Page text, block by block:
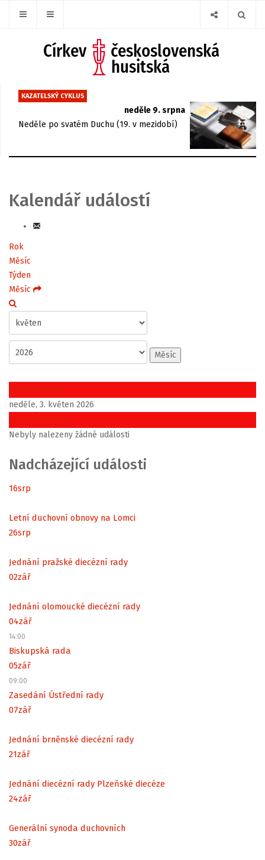
KAZATELSKÝ CYKLUS
neděle 9. srpna
Neděle po svatém Duchu (19. v mezidobí)
Kalendář událostí
Rok
Měsíc
Týden
Měsíc
Měsíc
Předchozí den
neděle, 3. květen 2026
Následující den
Nebyly nalezeny žádné události
Nadcházející události
16srp
Letní duchovní obnovy na Lomci
26srp
Jednání pražské diecézní rady
02zář
Jednání olomoucké diecézní rady
04zář
14:00
Biskupská rada
05zář
09:00
Zasedání Ústřední rady
07zář
Jednání brněnské diecézní rady
21zář
Jednání diecézní rady Plzeňské diecéze
24zář
Generální synoda duchovních
30zář